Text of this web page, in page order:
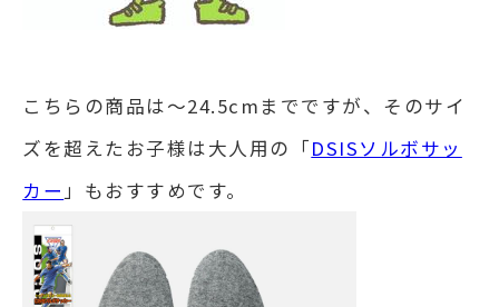
こちらの商品は～24.5cmまでですが、そのサイ
ズを超えたお子様は大人用の「DSISソルボサッ
カー」もおすすめです。